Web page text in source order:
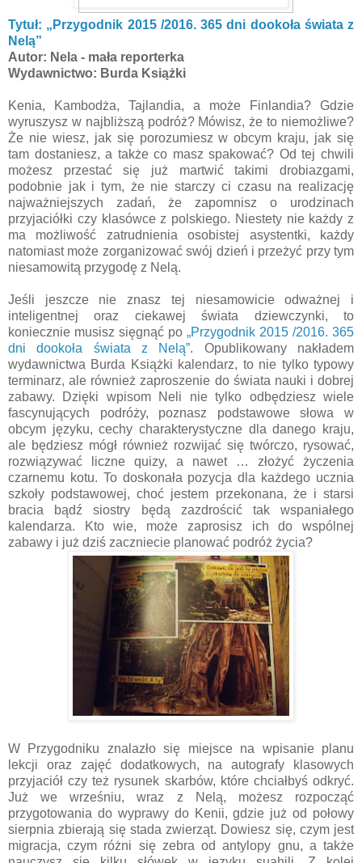
Tytuł: „Przygodnik 2015 /2016. 365 dni dookoła świata z
Nelą”
Autor: Nela - mała reporterka
Wydawnictwo: Burda Książki
Kenia, Kambodża, Tajlandia, a może Finlandia? Gdzie
wyruszysz w najbliższą podróż? Mówisz, że to niemożliwe?
Że nie wiesz, jak się porozumiesz w obcym kraju, jak się
tam dostaniesz, a także co masz spakować? Od tej chwili
możesz przestać się już martwić takimi drobiazgami,
podobnie jak i tym, że nie starczy ci czasu na realizację
najważniejszych zadań, że zapomnisz o urodzinach
przyjaciółki czy klasówce z polskiego. Niestety nie każdy z
ma możliwość zatrudnienia osobistej asystentki, każdy
natomiast może zorganizować swój dzień i przeżyć przy tym
niesamowitą przygodę z Nelą.
Jeśli jeszcze nie znasz tej niesamowicie odważnej i
inteligentnej oraz ciekawej świata dziewczynki, to
koniecznie musisz sięgnąć po „Przygodnik 2015 /2016. 365
dni dookoła świata z Nelą”. Opublikowany nakładem
wydawnictwa Burda Książki kalendarz, to nie tylko typowy
terminarz, ale również zaproszenie do świata nauki i dobrej
zabawy. Dzięki wpisom Neli nie tylko odbędziesz wiele
fascynujących podróży, poznasz podstawowe słowa w
obcym języku, cechy charakterystyczne dla danego kraju,
ale będziesz mógł również rozwijać się twórczo, rysować,
rozwiązywać liczne quizy, a nawet … złożyć życzenia
czarnemu kotu. To doskonała pozycja dla każdego ucznia
szkoły podstawowej, choć jestem przekonana, że i starsi
bracia bądź siostry będą zazdrościć tak wspaniałego
kalendarza. Kto wie, może zaprosisz ich do wspólnej
zabawy i już dziś zaczniecie planować podróż życia?
W Przygodniku znalazło się miejsce na wpisanie planu
lekcji oraz zajęć dodatkowych, na autografy klasowych
przyjaciół czy też rysunek skarbów, które chciałbyś odkryć.
Już we wrześniu, wraz z Nelą, możesz rozpocząć
przygotowania do wyprawy do Kenii, gdzie już od połowy
sierpnia zbierają się stada zwierząt. Dowiesz się, czym jest
migracja, czym różni się zebra od antylopy gnu, a także